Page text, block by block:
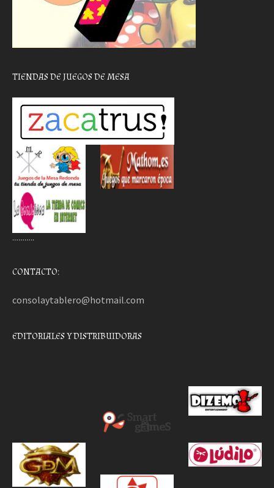
TIENDAS DE JUEGOS DE MESA
………..
CONTACTO:
consolaytablero@hotmail.com
EDITORIALES Y DISTRIBUIDORAS